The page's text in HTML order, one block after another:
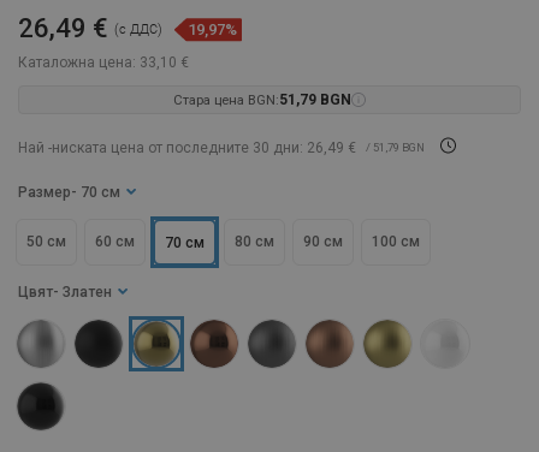
Каталожна цена: 33,10 €
26,49 € (с ДДС) 19,97%
Стара цена BGN:51,79 BGN
Най -ниската цена от последните 30 дни: 26,49 € / 51,79 BGN
Размер - 70 см
50 см 60 см 70 см 80 см 90 см 100 см
Цвят - Златен